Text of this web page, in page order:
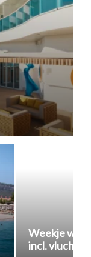
Weekje
incl.